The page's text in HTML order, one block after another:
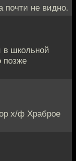
почти не видно.
в школьной
позже
х/ф Храброе